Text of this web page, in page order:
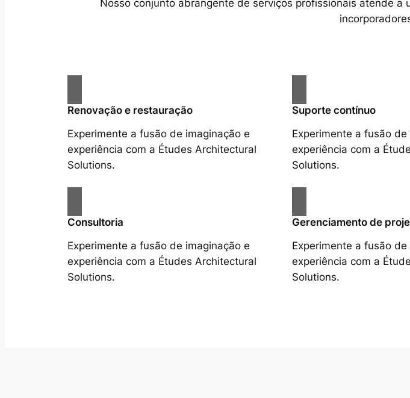
Nosso conjunto abrangente de serviços profissionais atende
Renovação e restauração
Experimente a fusão de imaginação e
experiência com a Études Architectural
Solutions.
Suporte contínuo
Experimente a fusão
experiência com a
Solutions.
Consultoria
Experimente a fusão de imaginação e
experiência com a Études Architectural
Solutions.
Gerenciamento de
Experimente a fusão
experiência com a
Solutions.